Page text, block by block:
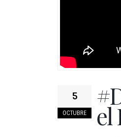
5
OCTUBRE el